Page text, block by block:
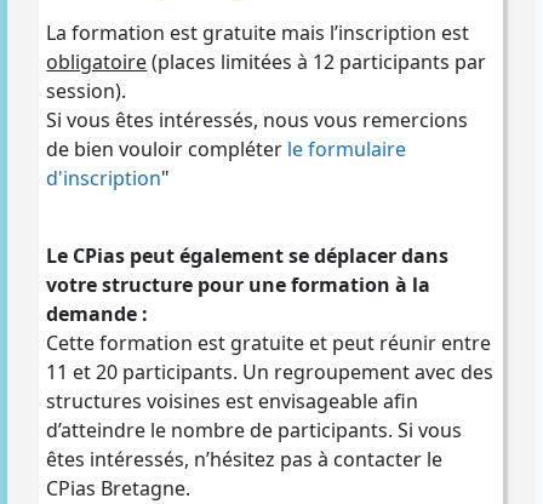
La formation est gratuite mais l’inscription est
obligatoire(places limitées à 12 participants par
session).
Si vous êtes intéressés, nous vous remercions
de bien vouloir compléter le formulaire
d'inscription"
Le CPias peut également se déplacer dans
votre structure pour une formation à la
demande :
Cette formation est gratuite et peut réunir entre
11 et 20 participants. Un regroupement avec des
structures voisines est envisageable afin
d’atteindre le nombre de participants. Si vous
êtes intéressés, n’hésitez pas à contacter le
CPias Bretagne.